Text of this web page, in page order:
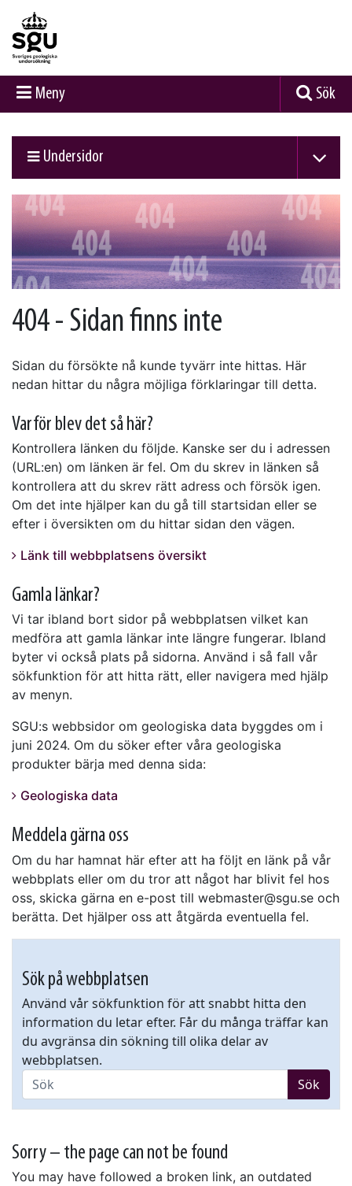
Meny Sök
Undersidor
404 - Sidan finns inte
Sidan du försökte nå kunde tyvärr inte hittas. Här
nedan hittar du några möjliga förklaringar till detta.
Varför blev det så här?
Kontrollera länken du följde. Kanske ser du i adressen
(URL:en) om länken är fel. Om du skrev in länken så
kontrollera att du skrev rätt adress och försök igen.
Om det inte hjälper kan du gå till startsidan eller se
efter i översikten om du hittar sidan den vägen.
Länk till webbplatsens översikt
Gamla länkar?
Vi tar ibland bort sidor på webbplatsen vilket kan
medföra att gamla länkar inte längre fungerar. Ibland
byter vi också plats på sidorna. Använd i så fall vår
sökfunktion för att hitta rätt, eller navigera med hjälp
av menyn.
SGU:s webbsidor om geologiska data byggdes om i
juni 2024. Om du söker efter våra geologiska
produkter bärja med denna sida:
Geologiska data
Meddela gärna oss
Om du har hamnat här efter att ha följt en länk på vår
webbplats eller om du tror att något har blivit fel hos
oss, skicka gärna en e-post till webmaster@sgu.se och
berätta. Det hjälper oss att åtgärda eventuella fel.
Sök på webbplatsen
Använd vår sökfunktion för att snabbt hitta den
information du letar efter. Får du många träffar kan
du avgränsa din sökning till olika delar av
webbplatsen.
Sök
Sorry – the page can not be found
You may have followed a broken link, an outdated